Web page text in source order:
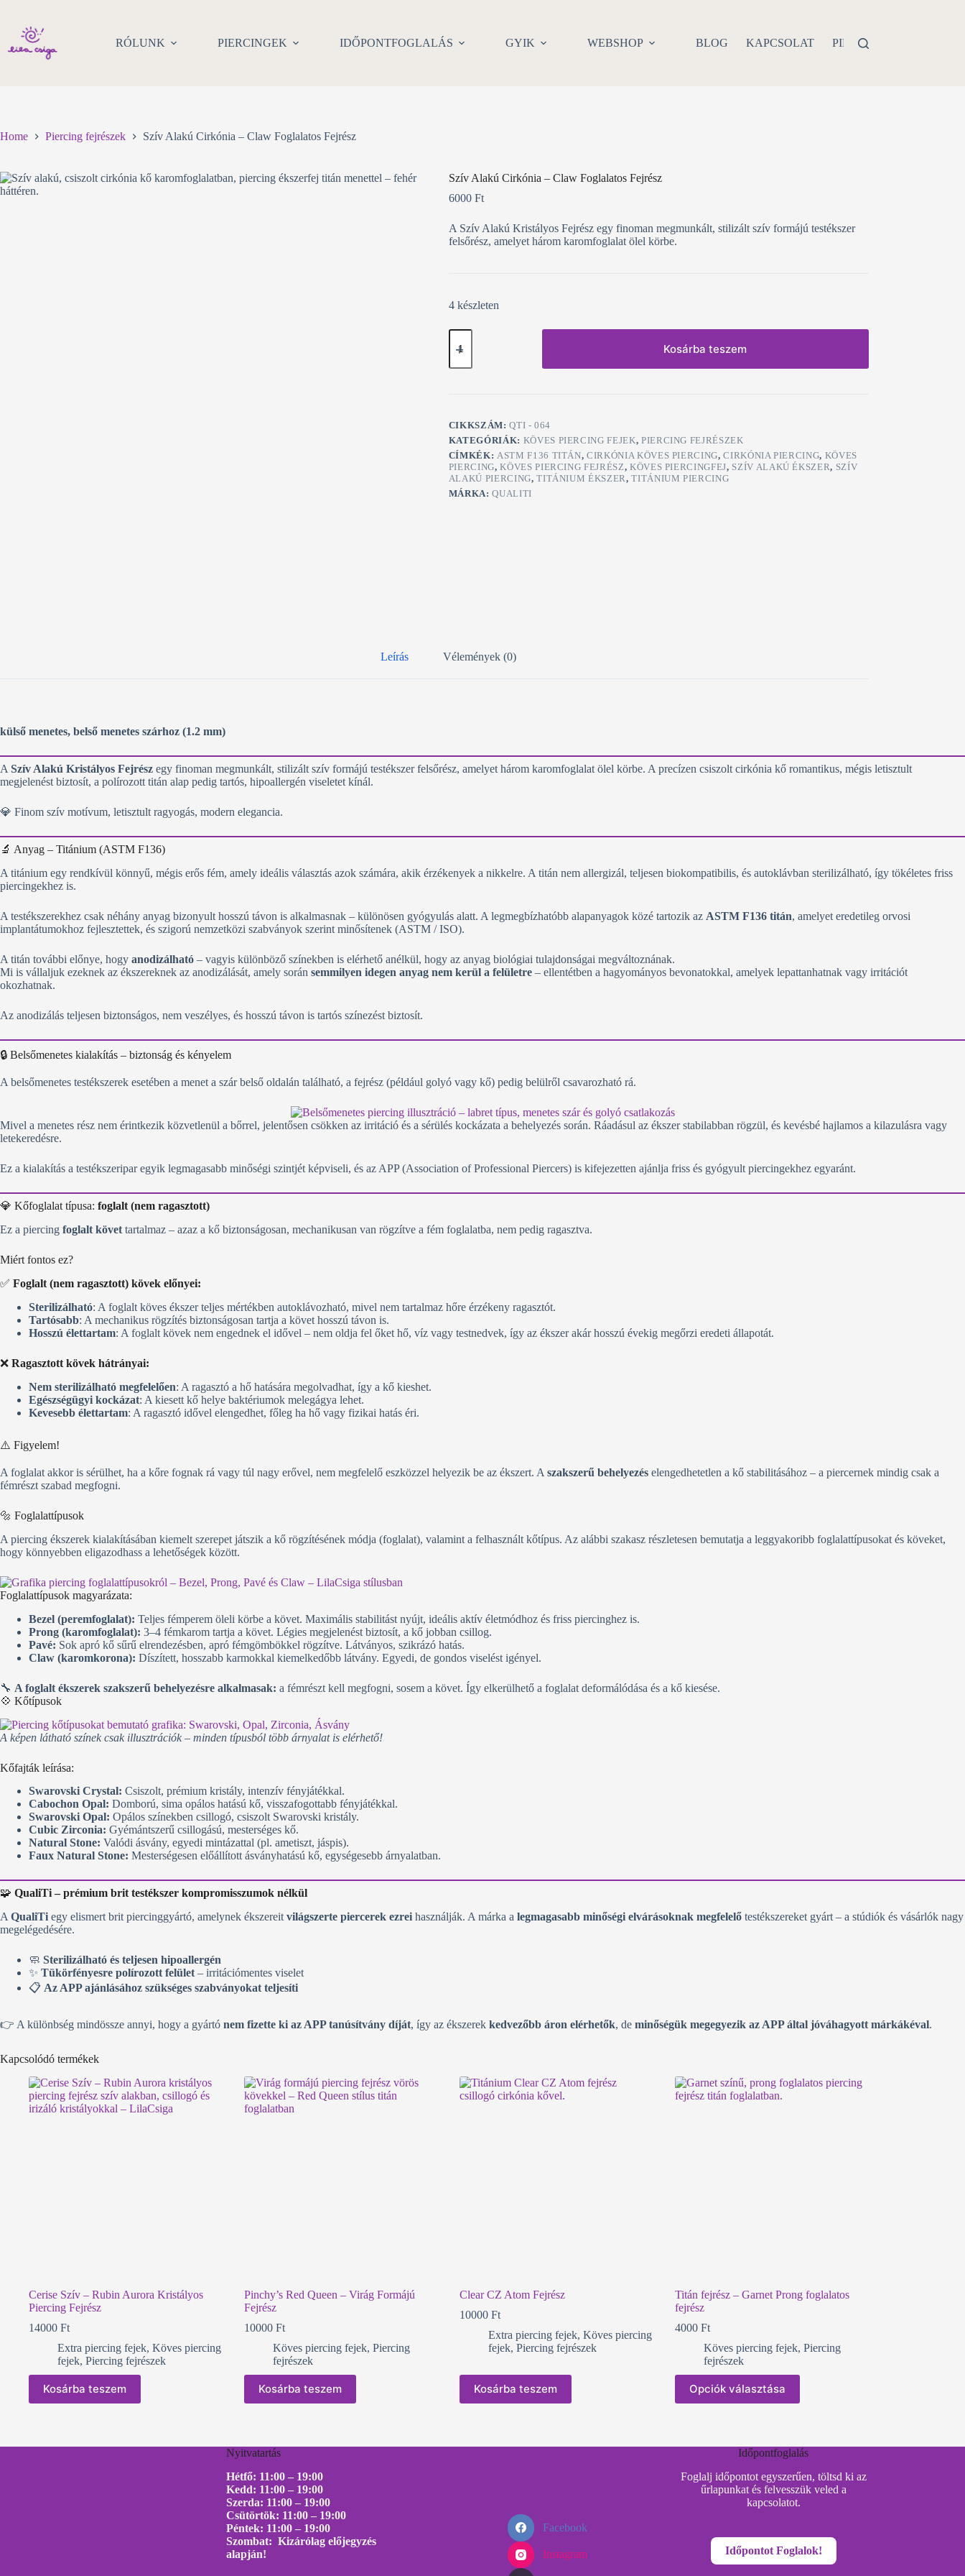
content
RÓLUNK
PIERCINGEK IDŐPONTFOGLALÁS GYIK WEBSHOP BLOG KAPCSOLAT PIERCING PROBLÉMA
Home Piercing fejrészek Szív Alakú Cirkónia – Claw Foglalatos Fejrész
Szív Alakú Cirkónia – Claw Foglalatos Fejrész
6000 Ft
A Szív Alakú Kristályos Fejrész egy finoman megmunkált, stilizált szív formájú testékszer
felsőrész, amelyet három karomfoglalat ölel körbe.
4 készleten
Szív
Alakú
–
mennyiség
Kosárba teszem
CIKKSZÁM:QTI - 064
KATEGÓRIÁK: KÖVES PIERCING FEJEK, PIERCING FEJRÉSZEK
CÍMKÉK: ASTM F136 TITÁN,CIRKÓNIA KÖVES PIERCING,CIRKÓNIA PIERCING, KÖVES
PIERCING,KÖVES PIERCING FEJRÉSZ, KÖVES PIERCINGFEJ, SZÍV ALAKÚ ÉKSZER, SZÍV
ALAKÚ PIERCING,TITÁNIUM ÉKSZER,TITÁNIUM PIERCING
MÁRKA:QUALITI
Leírás Vélemények (0)
külső menetes, belső menetes szárhoz (1.2 mm)
A Szív Alakú Kristályos Fejrész egy finoman megmunkált, stilizált szív formájú testékszer felsőrész, amelyet három karomfoglalat ölel körbe. A precízen csiszolt cirkónia kő romantikus, mégis letisztult
megjelenést biztosít, a polírozott titán alap pedig tartós, hipoallergén viseletet kínál.
💎 Finom szív motívum, letisztult ragyogás, modern elegancia.
🔬 Anyag – Titánium (ASTM F136)
A titánium egy rendkívül könnyű, mégis erős fém, amely ideális választás azok számára, akik érzékenyek a nikkelre. A titán nem allergizál, teljesen biokompatibilis, és autoklávban sterilizálható, így tökéletes friss
piercingekhez is.
A testékszerekhez csak néhány anyag bizonyult hosszú távon is alkalmasnak – különösen gyógyulás alatt. A legmegbízhatóbb alapanyagok közé tartozik az ASTM F136 titán, amelyet eredetileg orvosi
implantátumokhoz fejlesztettek, és szigorú nemzetközi szabványok szerint minősítenek (ASTM / ISO).
A titán további előnye, hogy anodizálható – vagyis különböző színekben is elérhető anélkül, hogy az anyag biológiai tulajdonságai megváltoznának.
Mi is vállaljuk ezeknek az ékszereknek az anodizálását, amely során semmilyen idegen anyag nem kerül a felületre – ellentétben a hagyományos bevonatokkal, amelyek lepattanhatnak vagy irritációt
okozhatnak.
Az anodizálás teljesen biztonságos, nem veszélyes, és hosszú távon is tartós színezést biztosít.
🔒 Belsőmenetes kialakítás – biztonság és kényelem
A belsőmenetes testékszerek esetében a menet a szár belső oldalán található, a fejrész (például golyó vagy kő) pedig belülről csavarozható rá.
Mivel a menetes rész nem érintkezik közvetlenül a bőrrel, jelentősen csökken az irritáció és a sérülés kockázata a behelyezés során. Ráadásul az ékszer stabilabban rögzül, és kevésbé hajlamos a kilazulásra vagy
letekeredésre.
Ez a kialakítás a testékszeripar egyik legmagasabb minőségi szintjét képviseli, és az APP (Association of Professional Piercers) is kifejezetten ajánlja friss és gyógyult piercingekhez egyaránt.
💎 Kőfoglalat típusa: foglalt (nem ragasztott)
Ez a piercing foglalt követ tartalmaz – azaz a kő biztonságosan, mechanikusan van rögzítve a fém foglalatba, nem pedig ragasztva.
Miért fontos ez?
✅ Foglalt (nem ragasztott) kövek előnyei:
Sterilizálható: A foglalt köves ékszer teljes mértékben autoklávozható, mivel nem tartalmaz hőre érzékeny ragasztót.
Tartósabb: A mechanikus rögzítés biztonságosan tartja a követ hosszú távon is.
Hosszú élettartam: A foglalt kövek nem engednek el idővel – nem oldja fel őket hő, víz vagy testnedvek, így az ékszer akár hosszú évekig megőrzi eredeti állapotát.
❌ Ragasztott kövek hátrányai:
Nem sterilizálható megfelelően: A ragasztó a hő hatására megolvadhat, így a kő kieshet.
Egészségügyi kockázat: A kiesett kő helye baktériumok melegágya lehet.
Kevesebb élettartam: A ragasztó idővel elengedhet, főleg ha hő vagy fizikai hatás éri.
⚠️ Figyelem!
A foglalat akkor is sérülhet, ha a kőre fognak rá vagy túl nagy erővel, nem megfelelő eszközzel helyezik be az ékszert. A szakszerű behelyezés elengedhetetlen a kő stabilitásához – a piercernek mindig csak a
fémrészt szabad megfogni.
🔩 Foglalattípusok
A piercing ékszerek kialakításában kiemelt szerepet játszik a kő rögzítésének módja (foglalat), valamint a felhasznált kőtípus. Az alábbi szakasz részletesen bemutatja a leggyakoribb foglalattípusokat és köveket,
hogy könnyebben eligazodhass a lehetőségek között.
Foglalattípusok magyarázata:
Bezel (peremfoglalat): Teljes fémperem öleli körbe a követ. Maximális stabilitást nyújt, ideális aktív életmódhoz és friss piercinghez is.
Prong (karomfoglalat): 3–4 fémkarom tartja a követ. Légies megjelenést biztosít, a kő jobban csillog.
Pavé: Sok apró kő sűrű elrendezésben, apró fémgömbökkel rögzítve. Látványos, szikrázó hatás.
Claw (karomkorona): Díszített, hosszabb karmokkal kiemelkedőbb látvány. Egyedi, de gondos viselést igényel.
🔧 A foglalt ékszerek szakszerű behelyezésre alkalmasak: a fémrészt kell megfogni, sosem a követ. Így elkerülhető a foglalat deformálódása és a kő kiesése.
💠 Kőtípusok
A képen látható színek csak illusztrációk – minden típusból több árnyalat is elérhető!
Kőfajták leírása:
Swarovski Crystal: Csiszolt, prémium kristály, intenzív fényjátékkal.
Cabochon Opal: Domború, sima opálos hatású kő, visszafogottabb fényjátékkal.
Swarovski Opal: Opálos színekben csillogó, csiszolt Swarovski kristály.
Cubic Zirconia: Gyémántszerű csillogású, mesterséges kő.
Natural Stone: Valódi ásvány, egyedi mintázattal (pl. ametiszt, jáspis).
Faux Natural Stone: Mesterségesen előállított ásványhatású kő, egységesebb árnyalatban.
🧩 QualiTi – prémium brit testékszer kompromisszumok nélkül
A QualiTi egy elismert brit piercinggyártó, amelynek ékszereit világszerte piercerek ezrei használják. A márka a legmagasabb minőségi elvárásoknak megfelelő testékszereket gyárt – a stúdiók és vásárlók nagy
megelégedésére.
🧼 Sterilizálható és teljesen hipoallergén
✨ Tükörfényesre polírozott felület – irritációmentes viselet
📋 Az APP ajánlásához szükséges szabványokat teljesíti
👉 A különbség mindössze annyi, hogy a gyártó nem fizette ki az APP tanúsítvány díját, így az ékszerek kedvezőbb áron elérhetők, de minőségük megegyezik az APP által jóváhagyott márkákéval.
Kapcsolódó termékek
Cerise Szív – Rubin Aurora Kristályos
Piercing Fejrész
14000 Ft
Extra piercing fejek, Köves piercing
fejek, Piercing fejrészek
Kosárba teszem
Pinchy’s Red Queen – Virág Formájú
Fejrész
10000 Ft
Köves piercing fejek, Piercing
fejrészek
Kosárba teszem
Clear CZ Atom Fejrész
10000 Ft
Extra piercing fejek, Köves piercing
fejek, Piercing fejrészek
Kosárba teszem
Titán fejrész – Garnet Prong foglalatos
fejrész
4000 Ft
Köves piercing fejek, Piercing
fejrészek
Opciók választása
Ennek
terméknek
van.
változatok
termékoldalon
Nyitvatartás
Hétfő: 11:00 – 19:00
Kedd: 11:00 – 19:00
Szerda: 11:00 – 19:00
Csütörtök: 11:00 – 19:00
Péntek: 11:00 – 19:00
Szombat: Kizárólag előjegyzés
alapján!
Facebook
Instagram
Időpontfoglalás
Foglalj időpontot egyszerűen, töltsd ki az
űrlapunkat és felvesszük veled a
kapcsolatot.
Időpontot Foglalok!